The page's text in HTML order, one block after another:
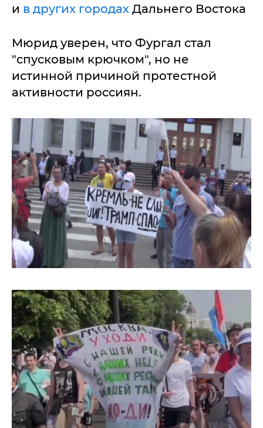
и в других городах Дальнего Востока
Мюрид уверен, что Фургал стал
"спусковым крючком", но не
истинной причиной протестной
активности россиян.